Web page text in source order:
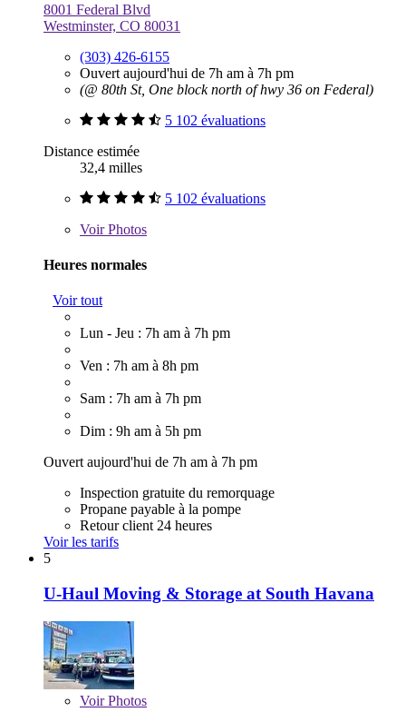
8001 Federal Blvd
Westminster, CO 80031
(303) 426-6155
Ouvert aujourd'hui de 7h am à 7h pm
(@ 80th St, One block north of hwy 36 on Federal)
5 102 évaluations
Distance estimée
32,4 milles
5 102 évaluations
VoirPhotos
Heures normales
Voir tout
Lun - Jeu : 7h am à 7h pm
Ven : 7h am à 8h pm
Sam : 7h am à 7h pm
Dim : 9h am à 5h pm
Ouvert aujourd'hui de 7h am à 7h pm
Inspection gratuite du remorquage
Propane payable à la pompe
Retour client 24 heures
Voir les tarifs
5
U-Haul Moving & Storage at South Havana
VoirPhotos